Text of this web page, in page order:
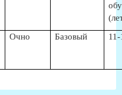
Очно Базовый